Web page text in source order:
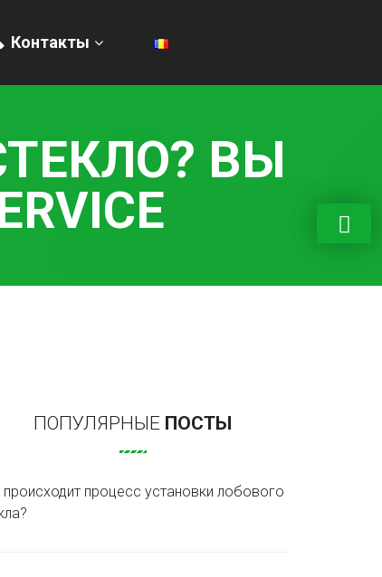
Контакты
ВЫ
ПОПУЛЯРНЫЕ ПОСТЫ
происходит процесс установки лобового